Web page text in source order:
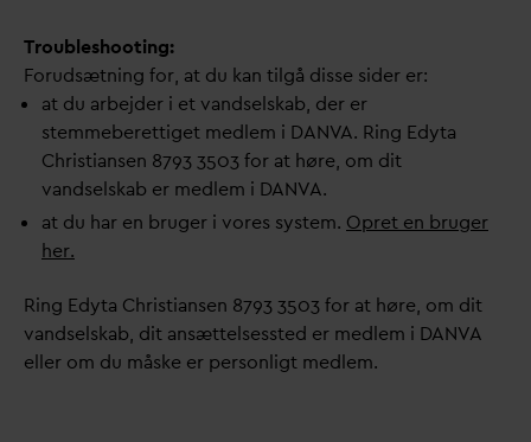
Troubleshooting:
Forudsætning for, at du kan tilgå disse sider er:
at du arbejder i et vandselskab, der er
stemmeberettiget medlem i DANVA. Ring Edyta
Christiansen 8793 3503 for at høre, om dit
vandselskab er medlem i DANVA.
at du har en bruger i vores system. Opret en bruger
her.
Ring Edyta Christiansen 8793 3503 for at høre, om dit
vandselskab, dit ansættelsessted er medlem i DANVA
eller om du måske er personligt medlem.